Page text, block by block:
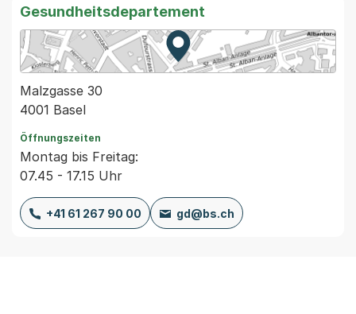
Gesundheitsdepartement
Zur Karte von MapBS.
Externer Link, wird in einem
Malzgasse 30
4001 Basel
Öffnungszeiten
Montag bis Freitag:
07.45 - 17.15 Uhr
+41 61 267 90 00 gd@bs.ch